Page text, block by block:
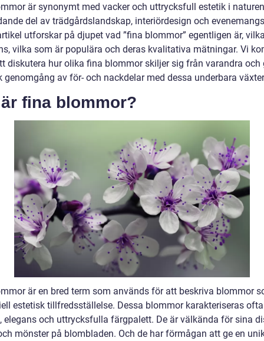
är synonymt med vacker och uttrycksfull estetik i
del av trädgårdslandskap, interiördesign och
utforskar på djupet vad ”fina blommor” egentligen är,
vilka som är populära och deras kvalitativa mätningar. Vi
diskutera hur olika fina blommor skiljer sig från varandra och
genomgång av för- och nackdelar med dessa underbara
fina blommor?
är en bred term som används för att beskriva blommor
estetisk tillfredsställelse. Dessa blommor karakteriseras
elegans och uttrycksfulla färgpalett. De är välkända för sina
mönster på blombladen. Och de har förmågan att ge en